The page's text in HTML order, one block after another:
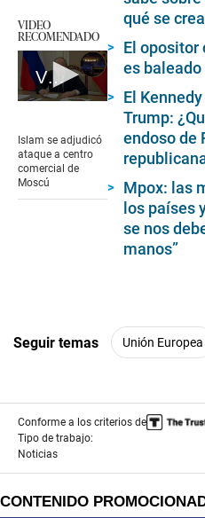
VIDEO
RECOMENDADO
Vladimir Putin acepta ataque a centro comercial por parte del islamismo radical
of
1
minute,
21
Islam se adjudicó
ataque a centro
comercial de
Moscú
qué se
El opositor
es
El
Trump:
endoso de
Mpox: las
los países
se nos
manos”
Seguir temas Unión Europea
Conforme a los criterios de
Tipo de trabajo:
Noticias